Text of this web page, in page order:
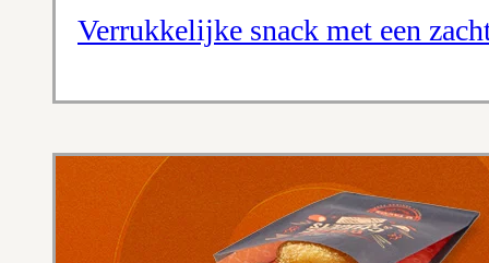
Verrukkelijke snack met een